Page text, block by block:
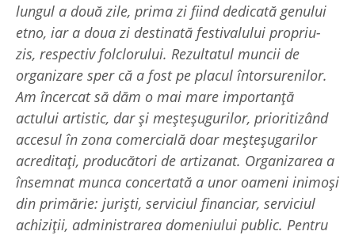
lungul a două zile, prima zi fiind dedicată genului
etno, iar a doua zi destinată festivalului propriu-
zis, respectiv folclorului. Rezultatul muncii de
organizare sper că a fost pe placul întorsurenilor.
Am încercat să dăm o mai mare importanță
actului artistic, dar și meșteșugurilor, prioritizând
accesul în zona comercială doar meșteșugarilor
acreditați, producători de artizanat. Organizarea a
însemnat munca concertată a unor oameni inimoși
din primărie: juriști, serviciul financiar, serviciul
achiziții, administrarea domeniului public. Pentru